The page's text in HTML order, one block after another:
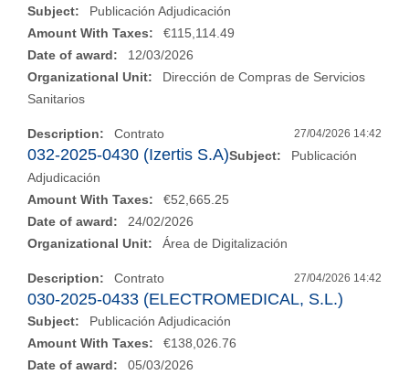
Subject:
Publicación Adjudicación
Amount With Taxes:
€115,114.49
Date of award:
12/03/2026
Organizational Unit:
Dirección de Compras de Servicios
Sanitarios
27/04/2026 14:42
032-2025-0430 (Izertis S.A)
Description:
Contrato
Subject:
Publicación
Adjudicación
Amount With Taxes:
€52,665.25
Date of award:
24/02/2026
Organizational Unit:
Área de Digitalización
27/04/2026 14:42
030-2025-0433 (ELECTROMEDICAL, S.L.)
Description: Contrato
Subject:
Publicación Adjudicación
Amount With Taxes:
€138,026.76
Date of award:
05/03/2026